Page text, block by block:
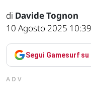
di Davide Tognon
10 Agosto 2025 10:39
Segui Gamesurf
ADV